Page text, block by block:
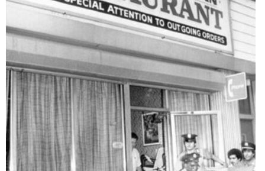
ABOUT US
当店の紹介
オンラインストア
お問い合わせ